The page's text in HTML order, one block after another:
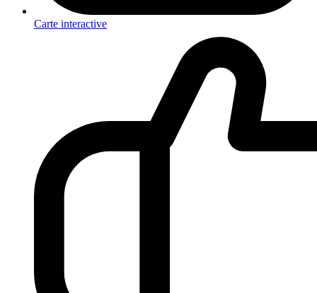
Carte interactive